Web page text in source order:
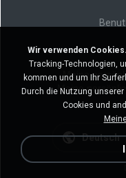
Meine
Meine
Deutsch
Wir verwenden Cookies.
Tracking-Technologien,
kommen und um Ihr
Durch die Nutzung
Cookies und